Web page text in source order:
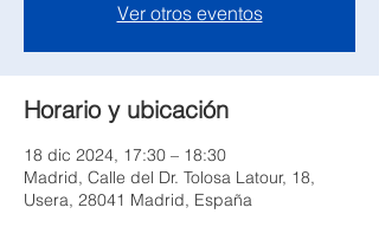
Ver otros eventos
Horario y ubicación
18 dic 2024, 17:30 – 18:30
Madrid, Calle del Dr. Tolosa Latour, 18,
Usera, 28041 Madrid, España